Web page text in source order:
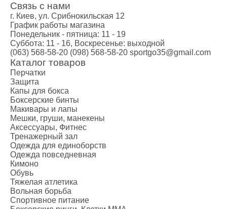
Связь с нами
г. Киев, ул. Срибнокильская 12
График работы магазина
Понедельник - пятница: 11 - 19
Суббота: 11 - 16, Воскресенье: выходной
(063) 568-58-20 (098) 568-58-20 sportgo35@gmail.com
Каталог товаров
Перчатки
Защита
Капы для бокса
Боксерские бинты
Макивары и лапы
Мешки, груши, манекены
Аксессуары, Фитнес
Тренажерный зал
Одежда для единоборств
Одежда повседневная
Кимоно
Обувь
Тяжелая атлетика
Вольная борьба
Спортивное питание